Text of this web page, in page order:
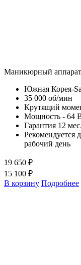
Маникюрный аппарат
Южная Корея-
35 000 об/мин
Крутящий
Мощность - 64
Гарантия 12 мес.
Рекомендуется
рабочий день
19 650 ₽
15 100 ₽
В корзину Подробнее